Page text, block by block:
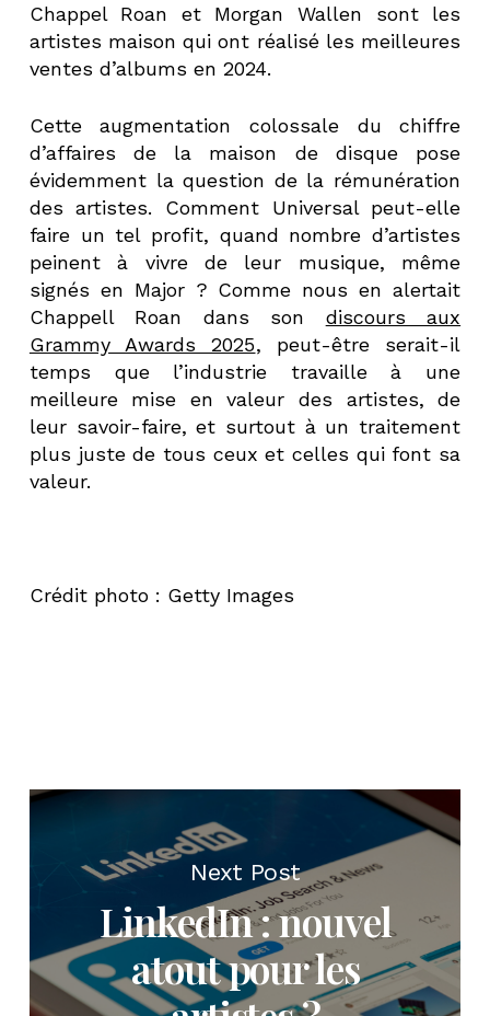
Chappel Roan et Morgan Wallen sont les
artistes maison qui ont réalisé les meilleures
ventes d’albums en 2024.
Cette augmentation colossale du chiffre
d’affaires de la maison de disque pose
évidemment la question de la rémunération
des artistes. Comment Universal peut-elle
faire un tel profit, quand nombre d’artistes
peinent à vivre de leur musique, même
signés en Major ? Comme nous en alertait
Chappell Roan dans son discours aux
Grammy Awards 2025, peut-être serait-il
temps que l’industrie travaille à une
meilleure mise en valeur des artistes, de
leur savoir-faire, et surtout à un traitement
plus juste de tous ceux et celles qui font sa
valeur.
Crédit photo : Getty Images
Next Post
LinkedIn : nouvel
atout pour les